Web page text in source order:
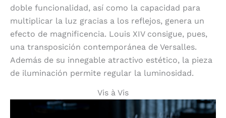
doble funcionalidad, así como la capacidad para
multiplicar la luz gracias a los reflejos, genera un
efecto de magnificencia. Louis XIV consigue, pues,
una transposición contemporánea de Versalles.
Además de su innegable atractivo estético, la pieza
de iluminación permite regular la luminosidad.
Vis à Vis